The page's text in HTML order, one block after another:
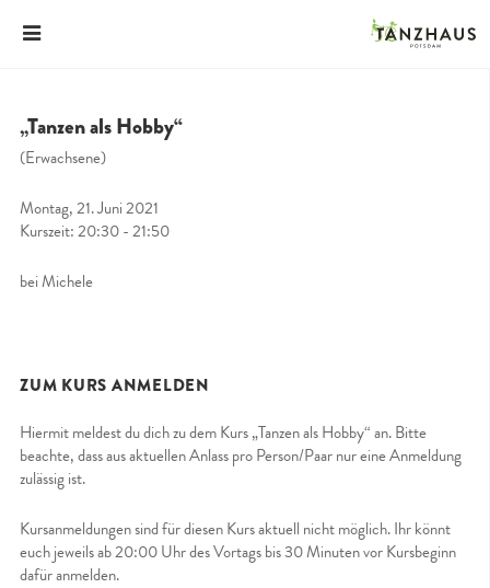
„Tanzen als Hobby“
(Erwachsene)
Montag, 21. Juni 2021
Kurszeit: 20:30 - 21:50
bei Michele
ZUM KURS ANMELDEN
Hiermit meldest du dich zu dem Kurs „Tanzen als Hobby“ an. Bitte
beachte, dass aus aktuellen Anlass pro Person/Paar nur eine Anmeldung
zulässig ist.
Kursanmeldungen sind für diesen Kurs aktuell nicht möglich. Ihr könnt
euch jeweils ab 20:00 Uhr des Vortags bis 30 Minuten vor Kursbeginn
dafür anmelden.